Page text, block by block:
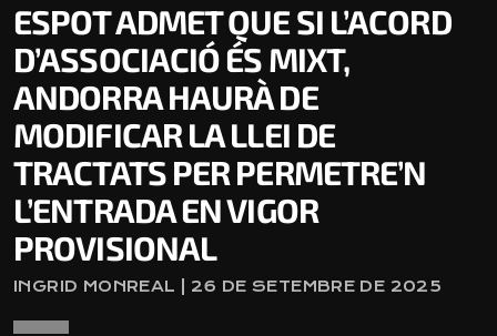
ESPOT ADMET QUE SI L’ACORD
D’ASSOCIACIÓ ÉS MIXT,
ANDORRA HAURÀ DE
MODIFICAR LA LLEI DE
TRACTATS PER PERMETRE’N
L’ENTRADA EN VIGOR
PROVISIONAL
INGRID MONREAL | 26 DE SETEMBRE DE 2025